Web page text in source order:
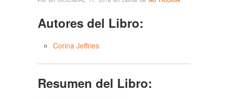
Autores del Libro:
Corina Jeffries
Resumen del Libro: